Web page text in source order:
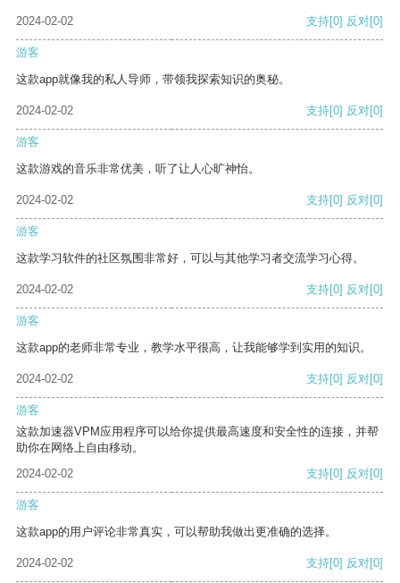
2024-02-02 支持[0] 反对[0]
游客
这款app就像我的私人导师，带领我探索知识的奥秘。
2024-02-02 支持[0] 反对[0]
游客
这款游戏的音乐非常优美，听了让人心旷神怡。
2024-02-02 支持[0] 反对[0]
游客
这款学习软件的社区氛围非常好，可以与其他学习者交流学习心得。
2024-02-02 支持[0] 反对[0]
游客
这款app的老师非常专业，教学水平很高，让我能够学到实用的知识。
2024-02-02 支持[0] 反对[0]
游客
这款加速器VPM应用程序可以给你提供最高速度和安全性的连接，并帮
助你在网络上自由移动。
2024-02-02
支持[0] 反对[0]
游客
这款app的用户评论非常真实，可以帮助我做出更准确的选择。
2024-02-02 支持[0] 反对[0]